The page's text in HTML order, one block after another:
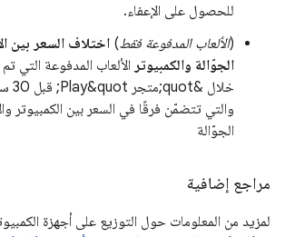
للحصول على الإعفاء.
(الألعاب المدفوعة فقط) اختلاف السعر بين
الجوّالة والكمبيوتر الألعاب المدفوعة التي
والتي تتضمّن فرقًا في السعر بين الكمبيوتر
الجوّالة
مراجع إضافية
لمزيد من المعلومات حول التوزيع على أجهزة